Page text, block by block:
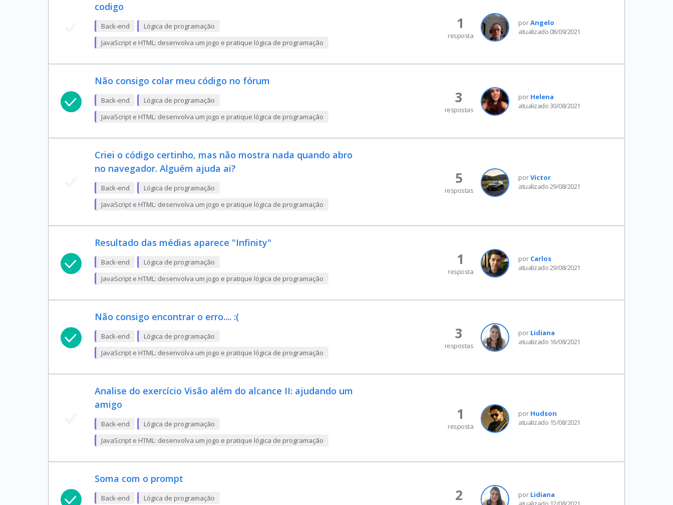
codigo
Back-end
Lógica de programação
JavaScript e HTML: desenvolva um jogo e pratique lógica de programação
porAngelo
atualizado 08/09/2021
1
resposta
Não consigo colar meu código no fórum
Back-end
Lógica de programação
JavaScript e HTML: desenvolva um jogo e pratique lógica de programação
por Helena
atualizado 30/08/2021
3
respostas
Criei o código certinho, mas não mostra nada quando abro
no navegador. Alguém ajuda ai?
Back-end
Lógica de programação
JavaScript e HTML: desenvolva um jogo e pratique lógica de programação
porVictor
atualizado 29/08/2021
5
respostas
Resultado das médias aparece "Infinity"
Back-end
Lógica de programação
JavaScript e HTML: desenvolva um jogo e pratique lógica de programação
por Carlos
atualizado 29/08/2021
1
resposta
Não consigo encontrar o erro.... :(
Back-end
Lógica de programação
JavaScript e HTML: desenvolva um jogo e pratique lógica de programação
por Lidiana
atualizado 16/08/2021
3
respostas
Analise do exercício Visão além do alcance II: ajudando um
amigo
Back-end
Lógica de programação
JavaScript e HTML: desenvolva um jogo e pratique lógica de programação
por Hudson
atualizado 15/08/2021
1
resposta
Soma com o prompt
Back-end Lógica de programação por Lidiana
2